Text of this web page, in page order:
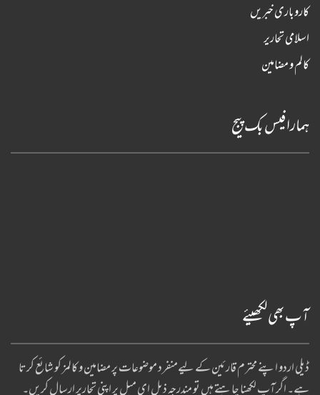
کاروباری خبریں
اسلامی تحاریر
کالم و مضامین
ہمارا فیس بک پیج
آپ بھی لکھیئے
ڈیلی اردو اپنے محترم قارئین کے لیےمنفرد موضوعات پر مضامین و کالمز کو شائع کرتا